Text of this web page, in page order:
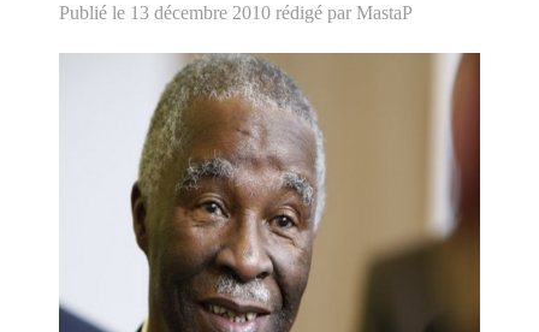
Publié le 13 décembre 2010 rédigé par MastaP